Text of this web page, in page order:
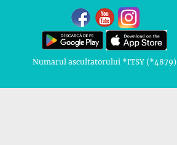
Numarul ascultatorului *ITSY (*4879)